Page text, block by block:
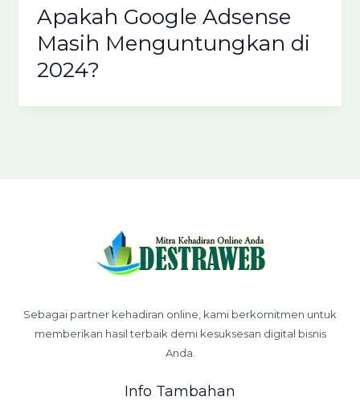
Apakah Google Adsense
Masih Menguntungkan di
2024?
Sebagai partner kehadiran online, kami berkomitmen untuk
memberikan hasil terbaik demi kesuksesan digital bisnis
Anda.
Info Tambahan